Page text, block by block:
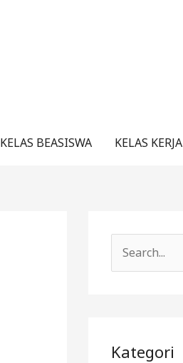
KELAS BEASISWA KELAS KERJA
u
Kategori